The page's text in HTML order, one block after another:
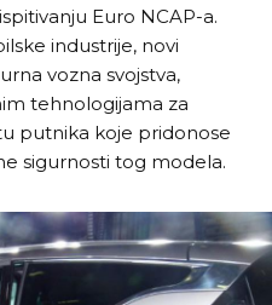
Euro NCAP-a.
industrije, novi
vozna svojstva,
tehnologijama za
putnika koje pridonose
sigurnosti tog modela.